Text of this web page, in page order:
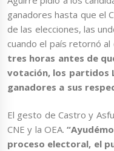
ganadores hasta que el
de las elecciones, las
cuando el país retornó
tres horas antes de
votación, los partidos
ganadores a sus
El gesto de Castro y
CNE y la OEA.
proceso electoral, el